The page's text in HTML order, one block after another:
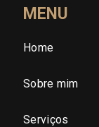
MENU
Home
Sobre mim
Serviços